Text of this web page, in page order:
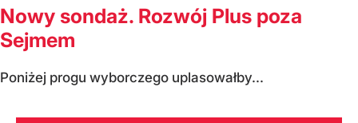
Nowy sondaż. Rozwój Plus poza
Sejmem
Poniżej progu wyborczego uplasowałby...